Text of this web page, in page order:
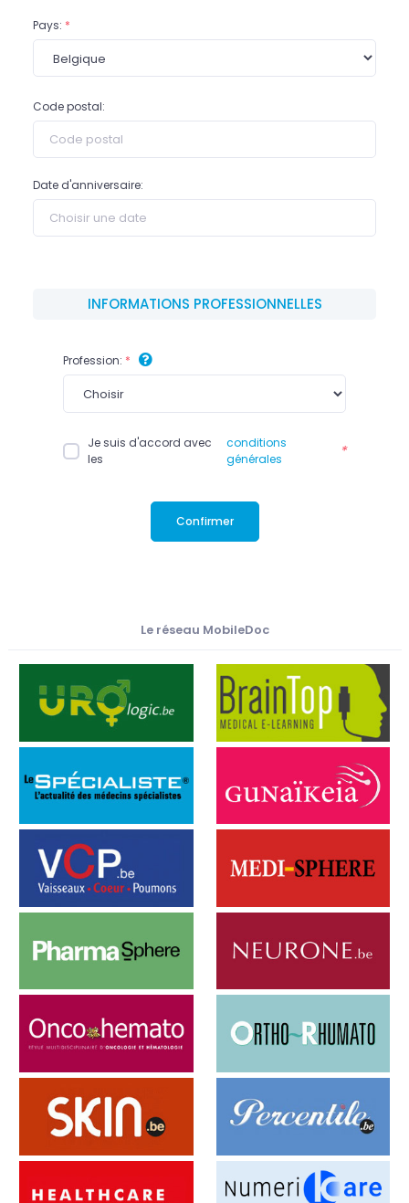
Pays: *
Code postal:
Date d'anniversaire:
INFORMATIONS PROFESSIONNELLES
Profession: *
Je suis d'accord avec
les
conditions
générales
*
Confirmer
Le réseau MobileDoc